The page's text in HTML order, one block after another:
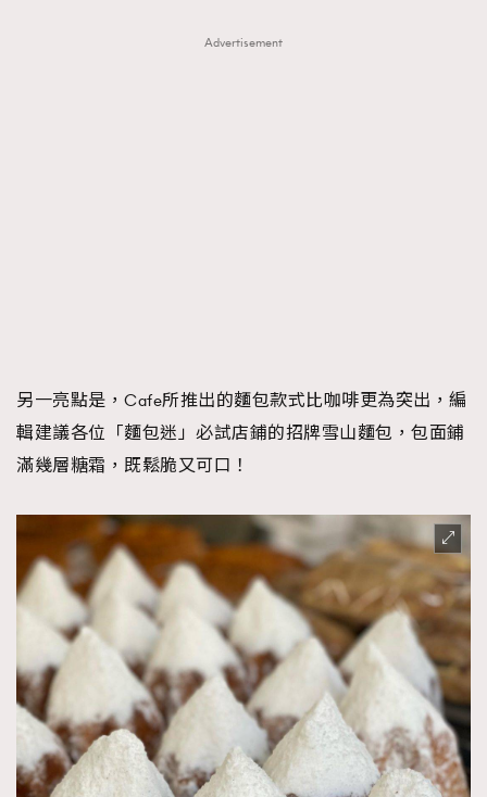
Advertisement
另一亮點是，Cafe所推出的麵包款式比咖啡更為突出，編
輯建議各位「麵包迷」必試店鋪的招牌雪山麵包，包面鋪
滿幾層糖霜，既鬆脆又可口！